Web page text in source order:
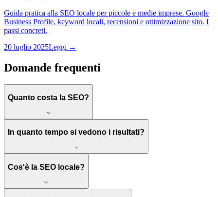
Guida pratica alla SEO locale per piccole e medie imprese. Google
Business Profile, keyword locali, recensioni e ottimizzazione sito. I
passi concreti.
20 luglio 2025Leggi →
Domande frequenti
Quanto costa la SEO?
In quanto tempo si vedono i risultati?
Cos'è la SEO locale?